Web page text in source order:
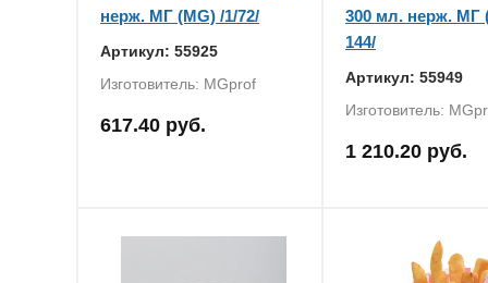
нерж. МГ (MG) /1/72/
Артикул: 55925
Изготовитель: MGprof
617.40 руб.
300 мл. нерж. МГ
144/
Артикул: 55949
Изготовитель:
1 210.20 руб.